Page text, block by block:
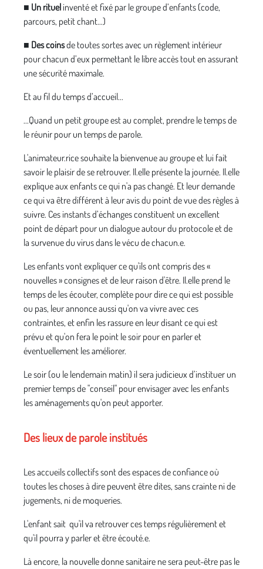
■ Un rituel inventé et fixé par le groupe d’enfants (code,
parcours, petit chant…)
■ Des coinsde toutes sortes avec un règlement intérieur
pour chacun d’eux permettant le libre accès tout en assurant
une sécurité maximale.
Et au fil du temps d’accueil...
...Quand un petit groupe est au complet, prendre le temps de
le réunir pour un temps de parole.
L'animateur.rice souhaite la bienvenue au groupe et lui fait
savoir le plaisir de se retrouver. Il.elle présente la journée. Il.elle
explique aux enfants ce qui n'a pas changé. Et leur demande
ce qui va être différent à leur avis du point de vue des règles à
suivre. Ces instants d’échanges constituent un excellent
point de départ pour un dialogue autour du protocole et de
la survenue du virus dans le vécu de chacun.e.
Les enfants vont expliquer ce qu'ils ont compris des «
nouvelles » consignes et de leur raison d'être. Il.elle prend le
temps de les écouter, complète pour dire ce qui est possible
ou pas, leur annonce aussi qu'on va vivre avec ces
contraintes, et enfin les rassure en leur disant ce qui est
prévu et qu'on fera le point le soir pour en parler et
éventuellement les améliorer.
Le soir (ou le lendemain matin) il sera judicieux d’instituer un
premier temps de "conseil" pour envisager avec les enfants
les aménagements qu'on peut apporter.
Des lieux de parole institués
Les accueils collectifs sont des espaces de confiance où
toutes les choses à dire peuvent être dites, sans crainte ni de
jugements, ni de moqueries.
L'enfant sait qu'il va retrouver ces temps régulièrement et
qu'il pourra y parler et être écouté.e.
Là encore, la nouvelle donne sanitaire ne sera peut-être pas le